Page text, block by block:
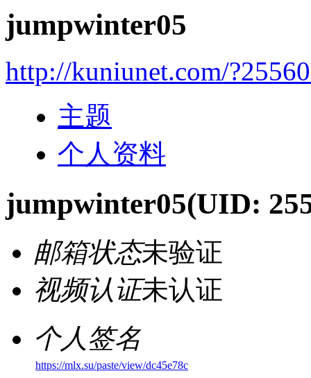
jumpwinter05
http://kuniunet.com/
主题
个人资料
jumpwinter05(UID:
邮箱状态未验证
视频认证未认证
个人签名
https://mlx.su/paste/view/dc45e78c